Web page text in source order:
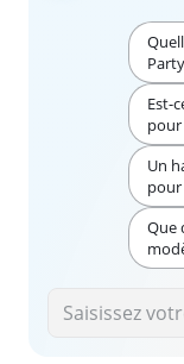
Est-
pour
Un
pour
Que